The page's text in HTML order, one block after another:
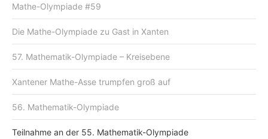
Mathe-Olympiade #59
Die Mathe-Olympiade zu Gast in Xanten
57. Mathematik-Olympiade – Kreisebene
Xantener Mathe-Asse trumpfen groß auf
56. Mathematik-Olympiade
Teilnahme an der 55. Mathematik-Olympiade